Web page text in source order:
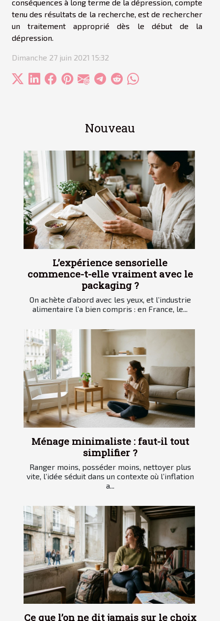
conséquences à long terme de la dépression, compte
tenu des résultats de la recherche, est de rechercher
un traitement approprié dès le début de la
dépression.
Dimanche 27 juin 2021 15:32
Nouveau
L’expérience sensorielle
commence-t-elle vraiment avec le
packaging ?
On achète d’abord avec les yeux, et l’industrie
alimentaire l’a bien compris : en France, le...
Ménage minimaliste : faut-il tout
simplifier ?
Ranger moins, posséder moins, nettoyer plus
vite, l’idée séduit dans un contexte où l’inflation
a...
Ce que l’on ne dit jamais sur le choix